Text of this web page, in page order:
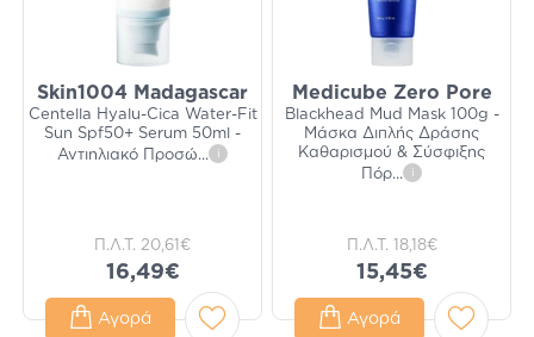
Skin1004 Madagascar
Centella Hyalu-Cica Water-Fit
Sun Spf50+ Serum 50ml -
Αντιηλιακό Προσώ... i
Π.Λ.Τ. 20,61€
16,49€
Αγορά
Medicube Zero Pore
Blackhead Mud Mask 100g -
Μάσκα Διπλής Δράσης
Καθαρισμού & Σύσφιξης
Πόρ... i
Π.Λ.Τ. 18,18€
15,45€
Αγορά